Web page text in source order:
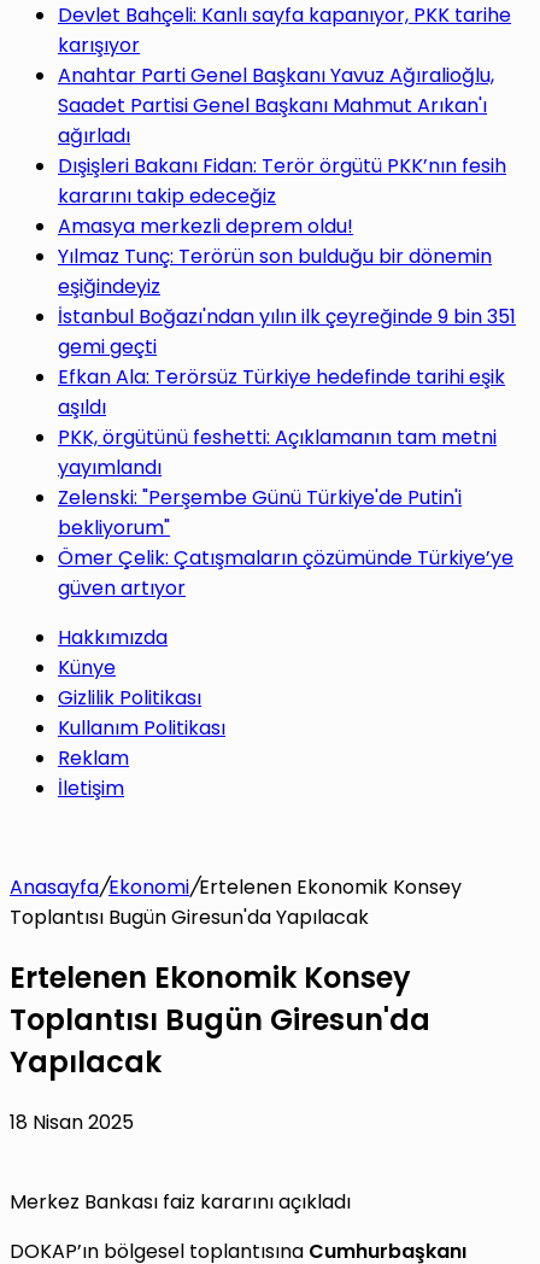
Devlet Bahçeli: Kanlı sayfa kapanıyor, PKK tarihe
karışıyor
Anahtar Parti Genel Başkanı Yavuz Ağıralioğlu,
Saadet Partisi Genel Başkanı Mahmut Arıkan'ı
ağırladı
Dışişleri Bakanı Fidan: Terör örgütü PKK’nın fesih
kararını takip edeceğiz
Amasya merkezli deprem oldu!
Yılmaz Tunç: Terörün son bulduğu bir dönemin
eşiğindeyiz
İstanbul Boğazı'ndan yılın ilk çeyreğinde 9 bin 351
gemi geçti
Efkan Ala: Terörsüz Türkiye hedefinde tarihi eşik
aşıldı
PKK, örgütünü feshetti: Açıklamanın tam metni
yayımlandı
Zelenski: "Perşembe Günü Türkiye'de Putin'i
bekliyorum"
Ömer Çelik: Çatışmaların çözümünde Türkiye’ye
güven artıyor
Hakkımızda
Künye
Gizlilik Politikası
Kullanım Politikası
Reklam
İletişim
Anasayfa/Ekonomi/Ertelenen Ekonomik Konsey
Toplantısı Bugün Giresun'da Yapılacak
Ertelenen Ekonomik Konsey
Toplantısı Bugün Giresun'da
Yapılacak
18 Nisan 2025
Merkez Bankası faiz kararını açıkladı
DOKAP’ın bölgesel toplantısına Cumhurbaşkanı